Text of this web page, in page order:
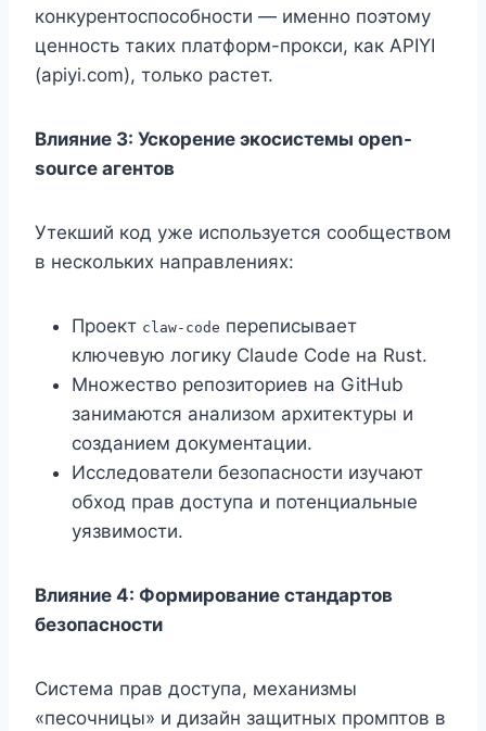
конкурентоспособности — именно поэтому
ценность таких платформ-прокси, как APIYI
(apiyi.com), только растет.
Влияние 3: Ускорение экосистемы open-
source агентов
Утекший код уже используется сообществом
в нескольких направлениях:
Проект claw-code переписывает
ключевую логику Claude Code на Rust.
Множество репозиториев на GitHub
занимаются анализом архитектуры и
созданием документации.
Исследователи безопасности изучают
обход прав доступа и потенциальные
уязвимости.
Влияние 4: Формирование стандартов
безопасности
Система прав доступа, механизмы
«песочницы» и дизайн защитных промптов в